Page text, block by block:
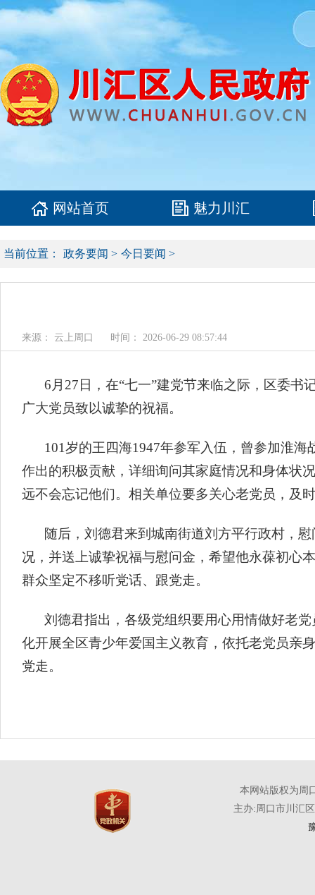
网站首页 魅力川汇
当前位置： 政务要闻 > 今日要闻 >
来源： 云上周口 时间： 2026-06-29 08:57:44
6月27日，在“七一”建党节来临之际，区委
广大党员致以诚挚的祝福。
101岁的王四海1947年参军入伍，曾参加淮
作出的积极贡献，详细询问其家庭情况和身体状
远不会忘记他们。相关单位要多关心老党员，及
随后，刘德君来到城南街道刘方平行政村，
况，并送上诚挚祝福与慰问金，希望他永葆初心
群众坚定不移听党话、跟党走。
刘德君指出，各级党组织要用心用情做好老
化开展全区青少年爱国主义教育，依托老党员亲
党走。
本网站版权为周
主办:周口市川汇